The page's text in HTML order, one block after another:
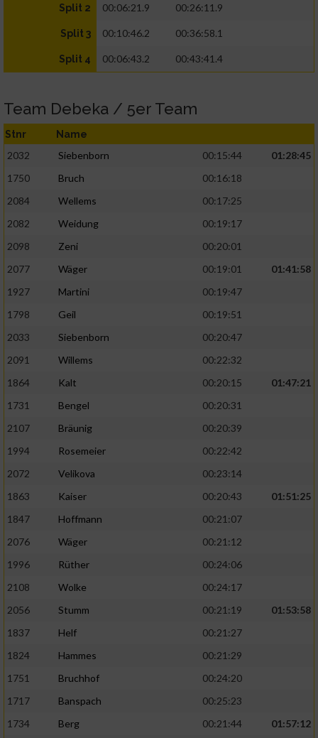
Split 2 00:06:21.9 00:26:11.9
Split 3 00:10:46.2 00:36:58.1
Split 4 00:06:43.2 00:43:41.4
Team Debeka / 5er Team
Stnr Name
2032 Siebenborn 00:15:44
01:28:45
1750
Bruch
00:16:18
2084
Wellems
00:17:25
2082
Weidung
00:19:17
2098
Zeni
00:20:01
2077
Wäger 00:19:01
01:41:58
1927
Martini
00:19:47
1798
Geil
00:19:51
2033
Siebenborn
00:20:47
2091
Willems
00:22:32
1864
Kalt 00:20:15
01:47:21
1731
Bengel
00:20:31
2107
Bräunig
00:20:39
1994
Rosemeier
00:22:42
2072
Velikova
00:23:14
1863
Kaiser 00:20:43
01:51:25
1847
Hoffmann
00:21:07
2076
Wäger
00:21:12
1996
Rüther
00:24:06
2108
Wolke
00:24:17
2056
Stumm 00:21:19
01:53:58
1837
Helf
00:21:27
1824
Hammes
00:21:29
1751
Bruchhof
00:24:20
1717
Banspach
00:25:23
1734
Berg 00:21:44
01:57:12